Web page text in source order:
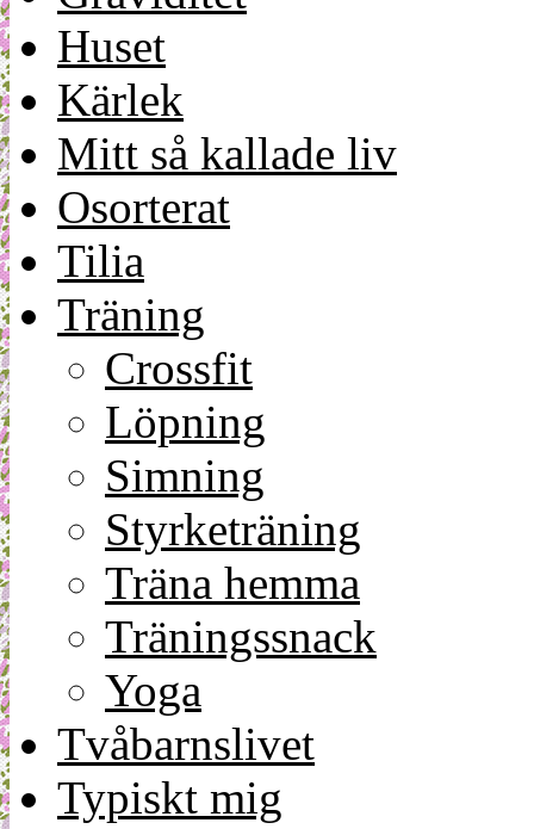
Huset
Kärlek
Mitt så kallade liv
Osorterat
Tilia
Träning
Crossfit
Löpning
Simning
Styrketräning
Träna hemma
Träningssnack
Yoga
Tvåbarnslivet
Typiskt mig